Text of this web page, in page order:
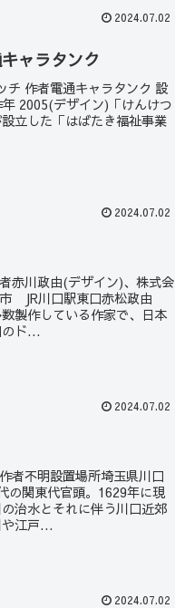
2024.07.02
ャラタンク
チ 作者電通キャラタンク 設
2005(デザイン)「けんけつ
立した「はばたき福祉事業
2024.07.02
赤川政由(デザイン)、株式会
JR川口駅東口赤松政由
製作している作家で、日本
ド...
2024.07.02
者不明設置場所埼玉県川口
関東代官頭。1629年に現
治水とそれに伴う川口近郊
江戸...
2024.07.02